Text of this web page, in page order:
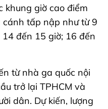
khung giờ cao điểm
tấp nập như từ 9
đến 15 giờ; 16 đến
từ nhà ga quốc nội
trở lại TPHCM và
dân. Dự kiến, lượng